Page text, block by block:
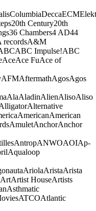
ColumbiaDeccaECM
20th Century20th
36 Chambers4 AD44
recordsA&M
ABC Impulse!ABC
AceAce FuAce of
AFMAftermathAgosAgos
AlaAladinAlienAlisoAliso
Alternative
AmericanAmerican
AmuletAnchorAnchor
AntropANWOAOIAp-
Aqualoop
AriolaAristaArista
ArtArtist HouseArtists
Asthmatic
ATCOAtlantic